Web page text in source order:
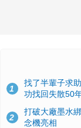
1
找了半輩子求
功找回失散50
2
打破大廠墨水
念機亮相